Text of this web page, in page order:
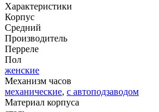
Характеристики
Корпус
Средний
Производитель
Перреле
Пол
женские
Механизм часов
механические, с автоподзаводом
Материал корпуса